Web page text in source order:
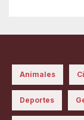
Animales
Deportes